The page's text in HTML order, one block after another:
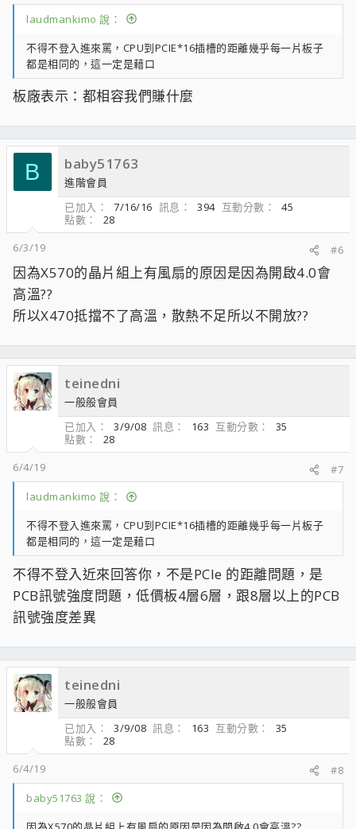
laudmankimo 說：
不得不登入進來罵，CPU到PCIE*16插槽的距離幾乎每一片板子
都是相同的，這一定是藉口
板廠表示：都相容我們賺什麼
B baby51763
進階會員
已加入
7/16/16 訊息 394 互動分數
45
點數
28
6/3/19
#6
因為X570的晶片組上有風扇的原因是因為開啟4.0會
高溫??
所以X470抵擋不了高溫，散熱不足所以不開放??
teinedni
一般般會員
已加入
3/9/08 訊息 163 互動分數
35
點數
28
6/4/19
#7
laudmankimo 說：
不得不登入進來罵，CPU到PCIE*16插槽的距離幾乎每一片板子
都是相同的，這一定是藉口
不得不登入近來回答你，不是PCIe 的距離問題，是
PCB訊號強度問題，低價板4層6層，跟8層以上的PCB
訊號強度差異
teinedni
一般般會員
已加入
3/9/08 訊息 163 互動分數
35
點數
28
6/4/19
#8
baby51763 說：